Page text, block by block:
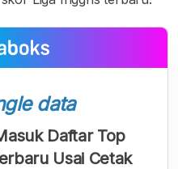
data
Daftar Top
Usai Cetak